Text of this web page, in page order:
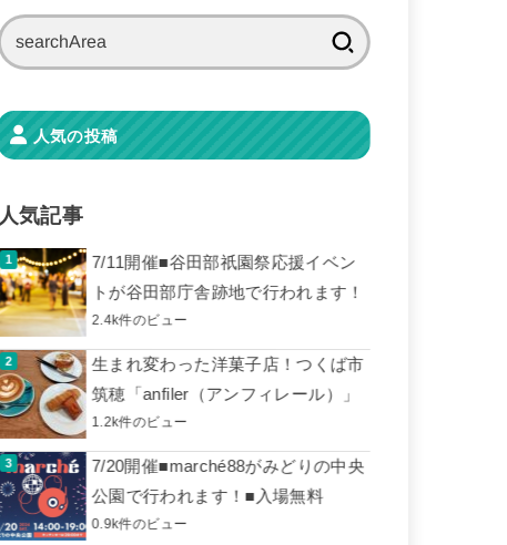
人気の投稿
人気記事
7/11開催■谷田部祇園祭応援イベン
トが谷田部庁舎跡地で行われます！
2.4k件のビュー
生まれ変わった洋菓子店！つくば市
筑穂「anfiler（アンフィレール）」
1.2k件のビュー
7/20開催■marché88がみどりの中央
公園で行われます！■入場無料
0.9k件のビュー